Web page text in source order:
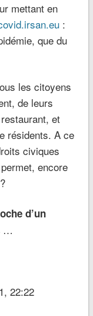
mettant en
:
que du
les citoyens
de leurs
et
résidents. A ce
civiques
encore
d’un
…
22:22